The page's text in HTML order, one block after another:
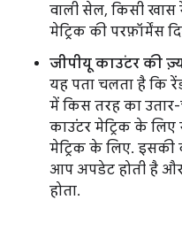
वाली सेल, किसी खास
मेट्रिक की परफ़ॉर्मेंस
जीपीयू काउंटर की
यह पता चलता है कि
में किस तरह का उतार-
काउंटर मेट्रिक के लिए
मेट्रिक के लिए. इसकी
आप अपडेट होती है
होता.